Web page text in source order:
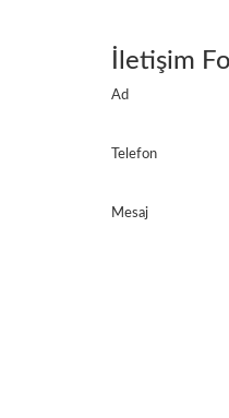
İletişim
Ad
Telefon
Mesaj